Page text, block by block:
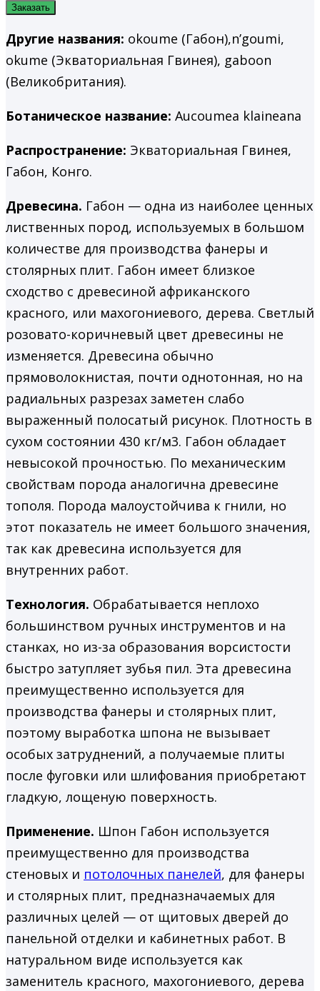
Заказать
Другие названия: okoume (Габон),n’goumi,
okume (Экваториальная Гвинея), gaboon
(Великобритания).
Ботаническое название: Aucoumea klaineana
Распространение: Экваториальная Гвинея,
Габон, Конго.
Древесина. Габон — одна из наиболее ценных
лиственных пород, используемых в большом
количестве для производства фанеры и
столярных плит. Габон имеет близкое
сходство с древесиной африканского
красного, или махогониевого, дерева. Светлый
розовато-коричневый цвет древесины не
изменяется. Древесина обычно
прямоволокнистая, почти однотонная, но на
радиальных разрезах заметен слабо
выраженный полосатый рисунок. Плотность в
сухом состоянии 430 кг/м3. Габон обладает
невысокой прочностью. По механическим
свойствам порода аналогична древесине
тополя. Порода малоустойчива к гнили, но
этот показатель не имеет большого значения,
так как древесина используется для
внутренних работ.
Технология. Обрабатывается неплохо
большинством ручных инструментов и на
станках, но из-за образования ворсистости
быстро затупляет зубья пил. Эта древесина
преимущественно используется для
производства фанеры и столярных плит,
поэтому выработка шпона не вызывает
особых затруднений, а получаемые плиты
после фуговки или шлифования приобретают
гладкую, лощеную поверхность.
Применение. Шпон Габон используется
преимущественно для производства
стеновых и потолочных панелей, для фанеры
и столярных плит, предназначаемых для
различных целей — от щитовых дверей до
панельной отделки и кабинетных работ. В
натуральном виде используется как
заменитель красного, махогониевого, дерева